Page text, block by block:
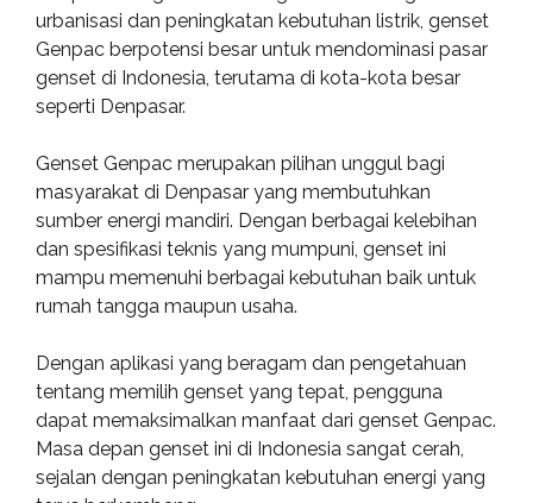
urbanisasi dan peningkatan kebutuhan listrik, genset
Genpac berpotensi besar untuk mendominasi pasar
genset di Indonesia, terutama di kota-kota besar
seperti Denpasar.
Genset Genpac merupakan pilihan unggul bagi
masyarakat di Denpasar yang membutuhkan
sumber energi mandiri. Dengan berbagai kelebihan
dan spesifikasi teknis yang mumpuni, genset ini
mampu memenuhi berbagai kebutuhan baik untuk
rumah tangga maupun usaha.
Dengan aplikasi yang beragam dan pengetahuan
tentang memilih genset yang tepat, pengguna
dapat memaksimalkan manfaat dari genset Genpac.
Masa depan genset ini di Indonesia sangat cerah,
sejalan dengan peningkatan kebutuhan energi yang